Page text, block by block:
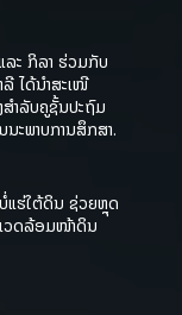
ລະ ກິລາ ຮ່ວມກັບ
ໄດ້ນຳສະເໜີ
ສຳລັບຄູຊັ້ນປະຖົມ
ະພາບການສຶກສາ.
ແຮ່ໃຕ້ດິນ ຊ່ວຍຫຼຸດ
ວດລ້ອມໜ້າດິນ